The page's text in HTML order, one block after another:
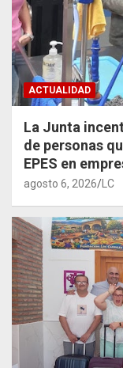
ACTUALIDAD
La Junta
de personas
EPES en
agosto 6, 2026 LC